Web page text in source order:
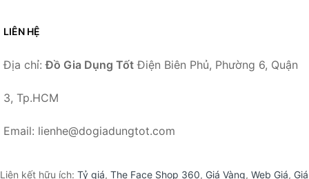
LIÊN HỆ
Địa chỉ:Đồ Gia Dụng Tốt Điện Biên Phủ, Phường 6, Quận
3, Tp.HCM
Email: lienhe@dogiadungtot.com
Liên kết hữu ích: Tỷ giá, The Face Shop 360, Giá Vàng, Web Giá, Giá